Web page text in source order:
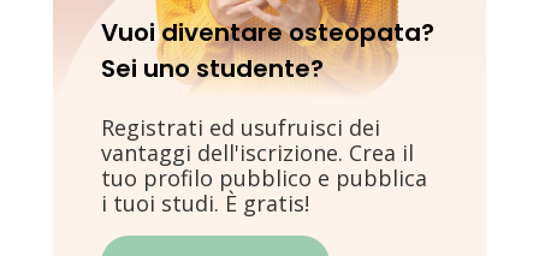
Vuoi diventare osteopata?
Sei uno studente?
Registrati ed usufruisci dei
vantaggi dell'iscrizione. Crea il
tuo profilo pubblico e pubblica
i tuoi studi. È gratis!